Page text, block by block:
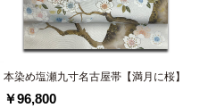
本染め塩瀬九寸名古屋帯【満月に桜】
￥96,800